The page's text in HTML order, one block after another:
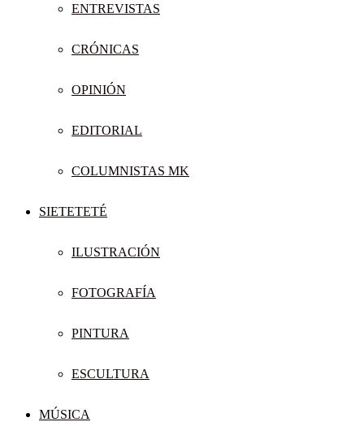
ENTREVISTAS
CRÓNICAS
OPINIÓN
EDITORIAL
COLUMNISTAS MK
SIETETETÉ
ILUSTRACIÓN
FOTOGRAFÍA
PINTURA
ESCULTURA
MÚSICA